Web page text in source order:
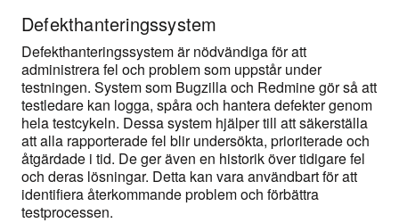
Defekthanteringssystem
Defekthanteringssystem är nödvändiga för att
administrera fel och problem som uppstår under
testningen. System som Bugzilla och Redmine gör så att
testledare kan logga, spåra och hantera defekter genom
hela testcykeln. Dessa system hjälper till att säkerställa
att alla rapporterade fel blir undersökta, prioriterade och
åtgärdade i tid. De ger även en historik över tidigare fel
och deras lösningar. Detta kan vara användbart för att
identifiera återkommande problem och förbättra
testprocessen.